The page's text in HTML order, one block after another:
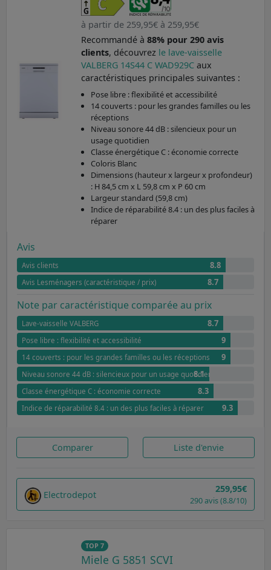
à partir de 259,95€ à 259,95€
Recommandé à 88% pour 290 avis
clients, découvrez le lave-vaisselle
VALBERG 14S44 C WAD929C aux
caractéristiques principales suivantes :
Pose libre : flexibilité et accessibilité
14 couverts : pour les grandes familles ou les
réceptions
Niveau sonore 44 dB : silencieux pour un
usage quotidien
Classe énergétique C : économie correcte
Coloris Blanc
Dimensions (hauteur x largeur x profondeur)
: H 84,5 cm x L 59,8 cm x P 60 cm
Largeur standard (59,8 cm)
Indice de réparabilité 8.4 : un des plus faciles à
réparer
Avis
Avis clients 8.8
Avis Lesménagers (caractéristique / prix) 8.7
Note par caractéristique comparée au prix
Lave-vaisselle VALBERG 8.7
Pose libre : flexibilité et accessibilité 9
14 couverts : pour les grandes familles ou les réceptions 9
Niveau sonore 44 dB : silencieux pour un usage quotidien
8.1
Classe énergétique C : économie correcte 8.3
Indice de réparabilité 8.4 : un des plus faciles à réparer 9.3
Comparer Liste d'envie
Electrodepot 259,95€
290 avis (8.8/10)
TOP 7
Miele G 5851 SCVI